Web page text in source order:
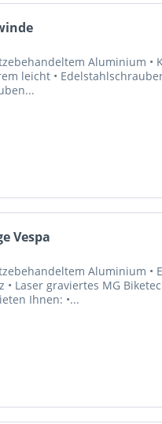
Aluminium •
leicht •
Vespa
Aluminium •
Laser graviertes MG
Ihnen: •...